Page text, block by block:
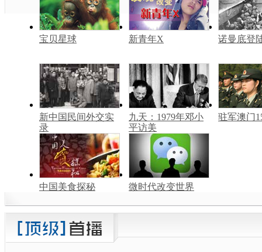
宝贝星球 新青年X 诺曼底登
新中国民间外交实
录
九天：1979年邓小
平访美
驻军澳门
中国美食探秘 微时代改变世界